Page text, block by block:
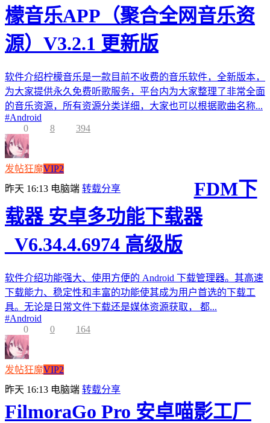
檬音乐APP（聚合全网音乐资
源）V3.2.1 更新版
软件介绍柠檬音乐是一款目前不收费的音乐软件，全新版本，
为大家提供永久免费听歌服务，平台内为大家整理了非常全面
的音乐资源，所有资源分类详细，大家也可以根据歌曲名称...
#Android
0
8 394
发帖狂魔VIP2
昨天 16:13 电脑端 转载分享
FDM下
载器 安卓多功能下载器
_V6.34.4.6974 高级版
软件介绍功能强大、使用方便的 Android 下载管理器。其高速
下载能力、稳定性和丰富的功能使其成为用户首选的下载工
具。无论是日常文件下载还是媒体资源获取， 都...
#Android
0
0 164
发帖狂魔VIP2
昨天 16:13 电脑端 转载分享
FilmoraGo Pro 安卓喵影工厂